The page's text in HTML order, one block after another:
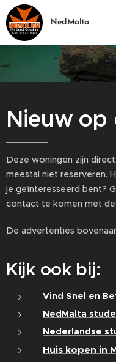
NedMalta
Nieuw
Deze woningen zijn
meestal niet reserveren.
je geïnteresseerd bent?
contact te komen met
De advertenties
Kijk ook bij:
Vind Snel en
NedMalta
Nederlandse
Huis kopen in